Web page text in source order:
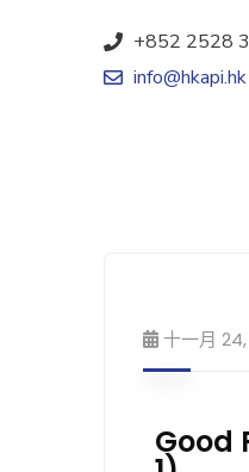
+852 2528
info@hkapi.hk
十一月
Good